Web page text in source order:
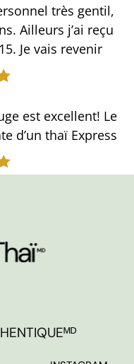
très gentil,
Ailleurs j’ai reçu
Je vais revenir
est excellent! Le
d’un thaï Express